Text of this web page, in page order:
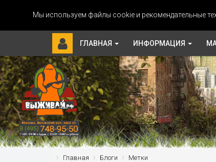
Мы используем файлы cookie и рекомендательные
ГЛАВНАЯ ИНФОРМАЦИЯ
Главная Блоги Метки